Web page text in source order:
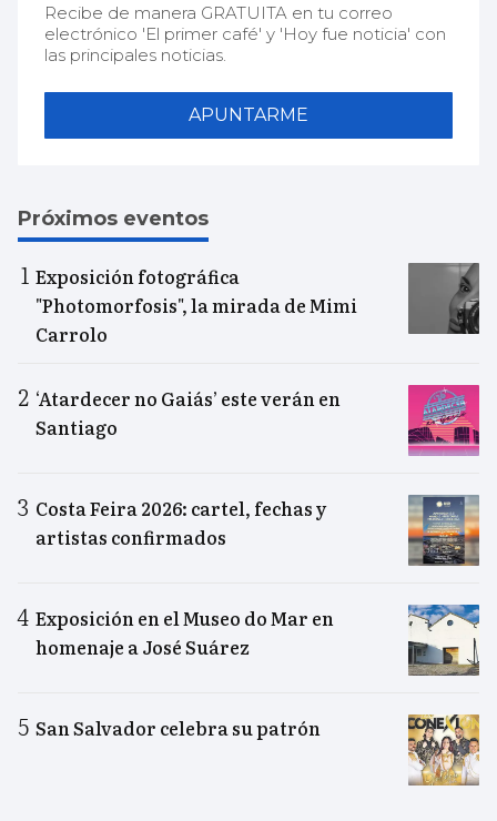
Recibe de manera GRATUITA en tu correo
electrónico 'El primer café' y 'Hoy fue noticia' con
las principales noticias.
APUNTARME
Próximos eventos
Exposición fotográfica
"Photomorfosis", la mirada de Mimi
Carrolo
‘Atardecer no Gaiás’ este verán en
Santiago
Costa Feira 2026: cartel, fechas y
artistas confirmados
Exposición en el Museo do Mar en
homenaje a José Suárez
San Salvador celebra su patrón